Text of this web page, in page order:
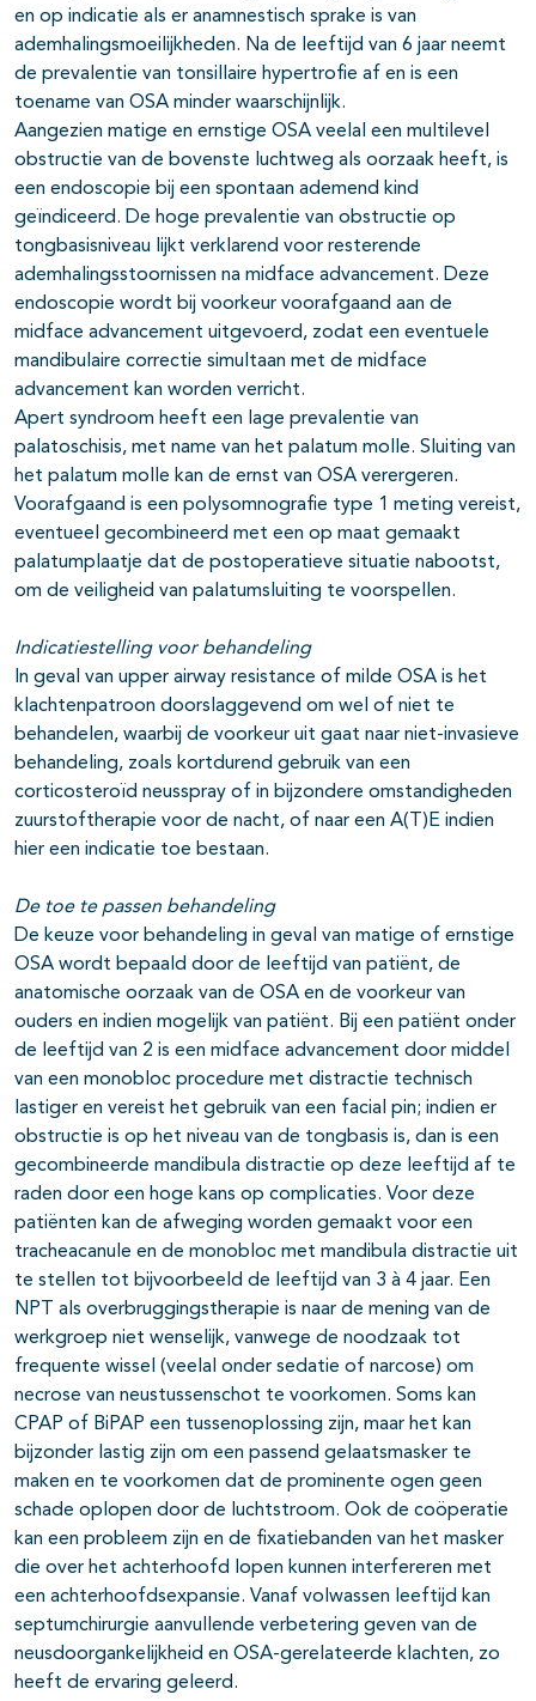
en op indicatie als er anamnestisch sprake is van
ademhalingsmoeilijkheden. Na de leeftijd van 6 jaar neemt
de prevalentie van tonsillaire hypertrofie af en is een
toename van OSA minder waarschijnlijk.
Aangezien matige en ernstige OSA veelal een multilevel
obstructie van de bovenste luchtweg als oorzaak heeft, is
een endoscopie bij een spontaan ademend kind
geïndiceerd. De hoge prevalentie van obstructie op
tongbasisniveau lijkt verklarend voor resterende
ademhalingsstoornissen na midface advancement. Deze
endoscopie wordt bij voorkeur voorafgaand aan de
midface advancement uitgevoerd, zodat een eventuele
mandibulaire correctie simultaan met de midface
advancement kan worden verricht.
Apert syndroom heeft een lage prevalentie van
palatoschisis, met name van het palatum molle. Sluiting van
het palatum molle kan de ernst van OSA verergeren.
Voorafgaand is een polysomnografie type 1 meting vereist,
eventueel gecombineerd met een op maat gemaakt
palatumplaatje dat de postoperatieve situatie nabootst,
om de veiligheid van palatumsluiting te voorspellen.
Indicatiestelling voor behandeling
In geval van upper airway resistance of milde OSA is het
klachtenpatroon doorslaggevend om wel of niet te
behandelen, waarbij de voorkeur uit gaat naar niet-invasieve
behandeling, zoals kortdurend gebruik van een
corticosteroïd neusspray of in bijzondere omstandigheden
zuurstoftherapie voor de nacht, of naar een A(T)E indien
hier een indicatie toe bestaan.
De toe te passen behandeling
De keuze voor behandeling in geval van matige of ernstige
OSA wordt bepaald door de leeftijd van patiënt, de
anatomische oorzaak van de OSA en de voorkeur van
ouders en indien mogelijk van patiënt. Bij een patiënt onder
de leeftijd van 2 is een midface advancement door middel
van een monobloc procedure met distractie technisch
lastiger en vereist het gebruik van een facial pin; indien er
obstructie is op het niveau van de tongbasis is, dan is een
gecombineerde mandibula distractie op deze leeftijd af te
raden door een hoge kans op complicaties. Voor deze
patiënten kan de afweging worden gemaakt voor een
tracheacanule en de monobloc met mandibula distractie uit
te stellen tot bijvoorbeeld de leeftijd van 3 à 4 jaar. Een
NPT als overbruggingstherapie is naar de mening van de
werkgroep niet wenselijk, vanwege de noodzaak tot
frequente wissel (veelal onder sedatie of narcose) om
necrose van neustussenschot te voorkomen. Soms kan
CPAP of BiPAP een tussenoplossing zijn, maar het kan
bijzonder lastig zijn om een passend gelaatsmasker te
maken en te voorkomen dat de prominente ogen geen
schade oplopen door de luchtstroom. Ook de coöperatie
kan een probleem zijn en de fixatiebanden van het masker
die over het achterhoofd lopen kunnen interfereren met
een achterhoofdsexpansie. Vanaf volwassen leeftijd kan
septumchirurgie aanvullende verbetering geven van de
neusdoorgankelijkheid en OSA-gerelateerde klachten, zo
heeft de ervaring geleerd.